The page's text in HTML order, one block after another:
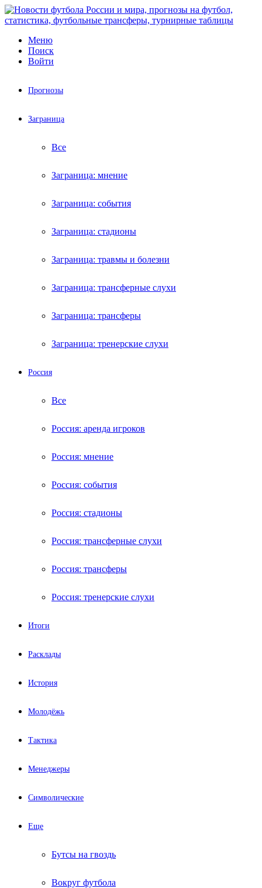
Меню
Поиск
Войти
Прогнозы
Заграница
Все
Заграница: мнение
Заграница: события
Заграница: стадионы
Заграница: травмы и болезни
Заграница: трансферные слухи
Заграница: трансферы
Заграница: тренерские слухи
Россия
Все
Россия: аренда игроков
Россия: мнение
Россия: события
Россия: стадионы
Россия: трансферные слухи
Россия: трансферы
Россия: тренерские слухи
Итоги
Расклады
История
Молодёжь
Тактика
Менеджеры
Символические
Еще
Бутсы на гвоздь
Вокруг футбола